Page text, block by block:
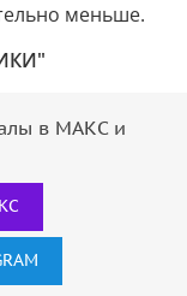
меньше.
в МАКС и